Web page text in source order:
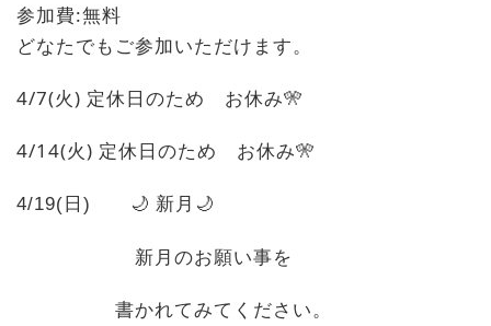
参加費:無料
どなたでもご参加いただけます。
4/7(火) 定休日のため お休み🎌
4/14(火) 定休日のため お休み🎌
4/19(日) 🌙 新月 🌙
新月のお願い事を
書かれてみてください。